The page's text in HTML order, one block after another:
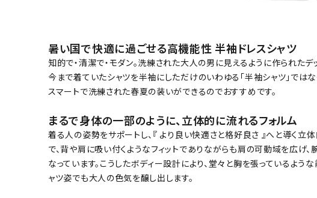
暑い国で快適に過ごせる高機能性 半袖ドレスシャツ
知的で・清潔で・モダン。洗練された大人の男に見えるように作られたデ
今まで着ていたシャツを半袖にしただけのいわゆる「半袖シャツ」では
スマートで洗練された春夏の装いができるのでおすすめです。
まるで身体の一部のように、立体的に流れるフォルム
着る人の姿勢をサポートし、『 より良い快適さと格好良さ 』へと導く
で、背や肩に吸い付くようなフィットでありながらも肩の可動域を広げ
なっています。こうしたボディー設計により、堂々と胸を張っているよ
ャツ姿でも大人の色気を醸し出します。